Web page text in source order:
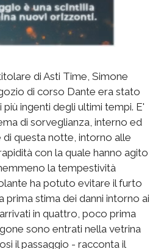
di Asti Time, Simone
di corso Dante era stato
ingenti degli ultimi tempi. E'
di sorveglianza, interno ed
questa notte, intorno alle
con la quale hanno agito
la tempestività
ha potuto evitare il furto
prima stima dei danni intorno ai
in quattro, poco prima
sono entrati nella vetrina
il passaggio - racconta il